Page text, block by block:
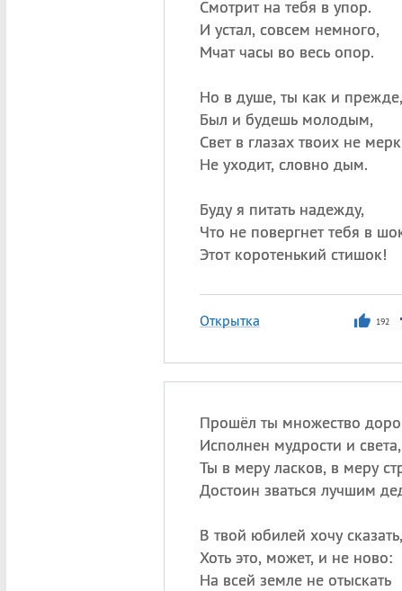
Смотрит на тебя в упор.
И устал, совсем немного,
Мчат часы во весь опор.
Но в душе, ты как и прежде,
Был и будешь молодым,
Свет в глазах твоих не
Не уходит, словно дым.
Буду я питать надежду,
Что не повергнет тебя в
Этот коротенький стишок!
Открытка 192
Прошёл ты множество
Исполнен мудрости и света,
Ты в меру ласков, в меру
Достоин зваться лучшим
В твой юбилей хочу сказать,
Хоть это, может, и не ново:
На всей земле не отыскать